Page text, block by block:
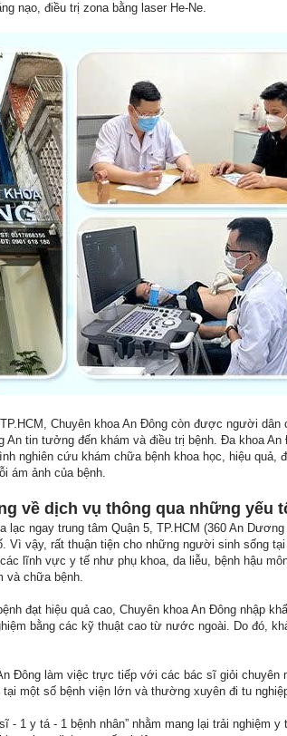
nạo, điều trị zona bằng laser He-Ne.
Chuyên khoa An Đông còn được người
An tin tưởng đến khám và điều trị bệnh. Đa khoa
nghiên cứu khám chữa bệnh khoa học, hiệu quả,
ám ảnh của bệnh.
về dịch vụ thông qua những yếu
lạc ngay trung tâm Quận 5, TP.HCM (360 An
Vì vậy, rất thuận tiện cho những người sinh sống
lĩnh vực y tế như phụ khoa, da liễu, bệnh hậu
và chữa bệnh.
đạt hiệu quả cao, Chuyên khoa An Đông nhập
bằng các kỹ thuật cao từ nước ngoài. Do đó,
Đông làm việc trực tiếp với các bác sĩ giỏi chuyên
một số bệnh viện lớn và thường xuyên đi tu
- 1 y tá - 1 bệnh nhân” nhằm mang lại trải nghiệm